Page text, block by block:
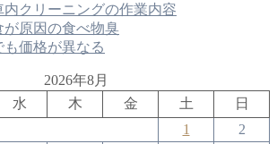
内クリーニングの作業内容
が原因の食べ物臭
価格が異なる
2026年8月
水 木 金 土
日
1
2